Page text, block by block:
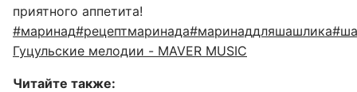
приятного аппетита!
#маринад#рецептмаринада#маринаддляшашлика
Гуцульские мелодии - MAVER MUSIC
Читайте также: